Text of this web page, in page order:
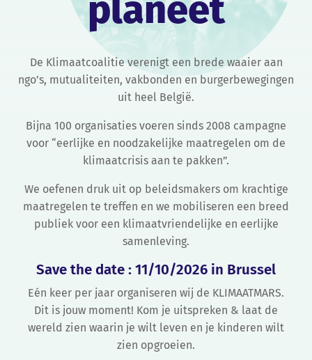
planeet
De Klimaatcoalitie verenigt een brede waaier aan
ngo’s, mutualiteiten, vakbonden en burgerbewegingen
uit heel België.
Bijna 100 organisaties voeren sinds 2008 campagne
voor “eerlijke en noodzakelijke maatregelen om de
klimaatcrisis aan te pakken”.
We oefenen druk uit op beleidsmakers om krachtige
maatregelen te treffen en we mobiliseren een breed
publiek voor een klimaatvriendelijke en eerlijke
samenleving.
Save the date : 11/10/2026 in Brussel
Eén keer per jaar organiseren wij de KLIMAATMARS.
Dit is jouw moment! Kom je uitspreken & laat de
wereld zien waarin je wilt leven en je kinderen wilt
zien opgroeien.